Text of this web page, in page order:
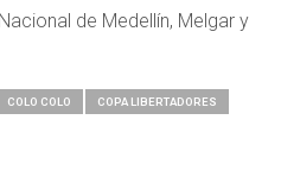
de Medellín, Melgar y
COLO COLO COPA LIBERTADORES